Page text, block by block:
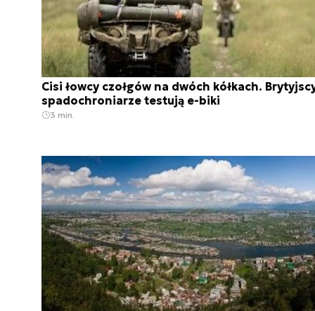
Cisi łowcy czołgów na dwóch kółkach.
spadochroniarze testują e-biki
3 min.